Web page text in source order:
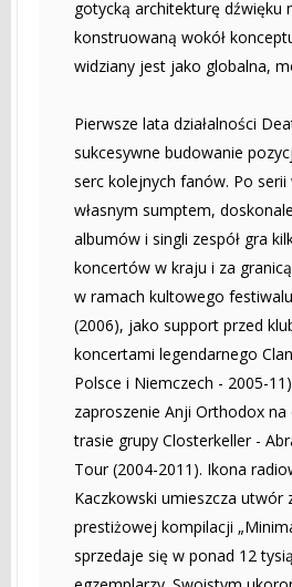
gotycką architekturę dźwięku
konstruowaną wokół
widziany jest jako globalna,
Pierwsze lata działalności
sukcesywne budowanie
serc kolejnych fanów. Po serii
własnym sumptem,
albumów i singli zespół gra
koncertów w kraju i za
w ramach kultowego
(2006), jako support przed
koncertami legendarnego
Polsce i Niemczech - 2005-
zaproszenie Anji Orthodox
trasie grupy Closterkeller -
Tour (2004-2011). Ikona
Kaczkowski umieszcza utwór
prestiżowej kompilacji
sprzedaje się w ponad 12